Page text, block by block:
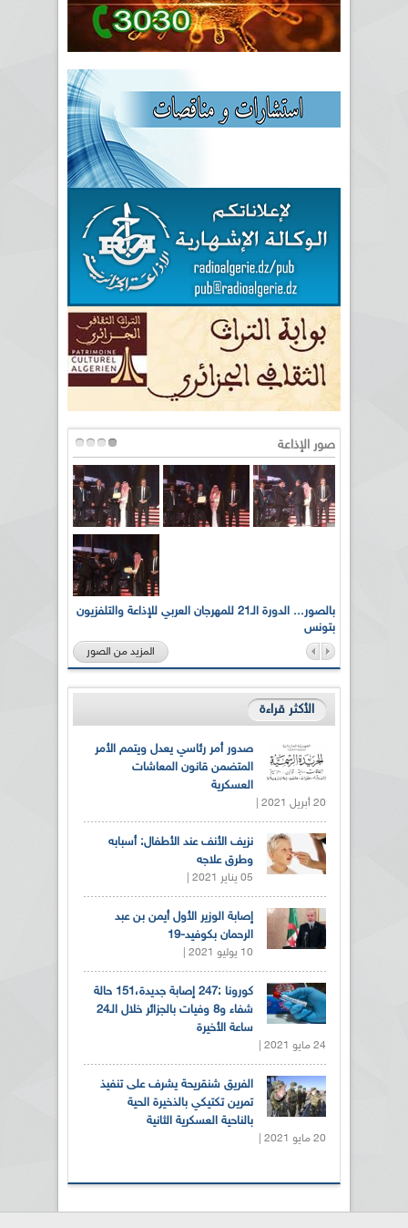
صور الإذاعة
بالصور... الدورة الـ21 للمهرجان العربي للإذاعة والتلفزيون
بتونس
المزيد من الصور
الأكثر قراءة
صدور أمر رئاسي يعدل ويتمم الأمر
المتضمن قانون المعاشات
العسكرية
20 أبريل 2021 |
نزيف الأنف عند الأطفال: أسبابه
وطرق علاجه
05 يناير 2021 |
إصابة الوزير الأول أيمن بن عبد
الرحمان بكوفيد-19
10 يوليو 2021 |
كورونا :247 إصابة جديدة،151 حالة
شفاء و8 وفيات بالجزائر خلال الـ24
ساعة الأخيرة
24 مايو 2021 |
الفريق شنقريحة يشرف على تنفيذ
تمرين تكتيكي بالذخيرة الحية
بالناحية العسكرية الثانية
20 مايو 2021 |